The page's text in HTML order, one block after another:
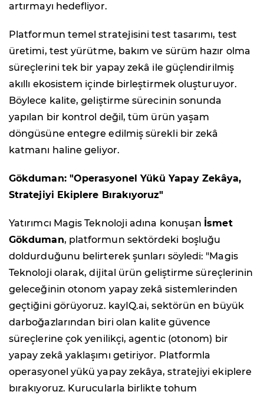
artırmayı hedefliyor.
Platformun temel stratejisini test tasarımı, test
üretimi, test yürütme, bakım ve sürüm hazır olma
süreçlerini tek bir yapay zekâ ile güçlendirilmiş
akıllı ekosistem içinde birleştirmek oluşturuyor.
Böylece kalite, geliştirme sürecinin sonunda
yapılan bir kontrol değil, tüm ürün yaşam
döngüsüne entegre edilmiş sürekli bir zekâ
katmanı haline geliyor.
Gökduman: "Operasyonel Yükü Yapay Zekâya,
Stratejiyi Ekiplere Bırakıyoruz"
Yatırımcı Magis Teknoloji adına konuşan İsmet
Gökduman, platformun sektördeki boşluğu
doldurduğunu belirterek şunları söyledi: "Magis
Teknoloji olarak, dijital ürün geliştirme süreçlerinin
geleceğinin otonom yapay zekâ sistemlerinden
geçtiğini görüyoruz. kayIQ.ai, sektörün en büyük
darboğazlarından biri olan kalite güvence
süreçlerine çok yenilikçi, agentic (otonom) bir
yapay zekâ yaklaşımı getiriyor. Platformla
operasyonel yükü yapay zekâya, stratejiyi ekiplere
bırakıyoruz. Kurucularla birlikte tohum